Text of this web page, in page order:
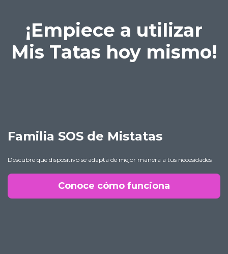
¡Empiece a utilizar
Mis Tatas hoy mismo!
Familia SOS de Mistatas
Descubre que dispositivo se adapta de mejor manera a tus necesidades
Conoce cómo funciona